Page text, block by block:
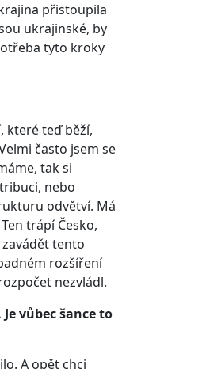
přistoupila
ukrajinské, by
tyto kroky
které teď běží,
často jsem se
tak si
nebo
odvětví. Má
trápí Česko,
tento
rozšíření
nezvládl.
vůbec šance to
A opět chci